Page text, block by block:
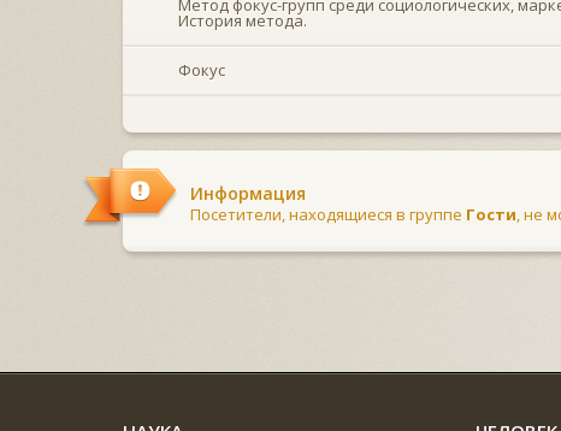
Метод фокус-групп среди социологических,
История метода.
Фокус
Информация
Посетители, находящиеся в группе Гости, не